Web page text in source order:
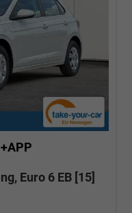
Euro 6 EB [15]